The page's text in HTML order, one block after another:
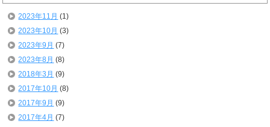
2023年11月 (1)
2023年10月 (3)
2023年9月 (7)
2023年8月 (8)
2018年3月 (9)
2017年10月 (8)
2017年9月 (9)
2017年4月 (7)